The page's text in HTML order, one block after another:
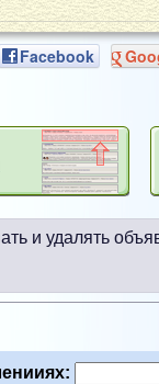
Facebook
и удалять